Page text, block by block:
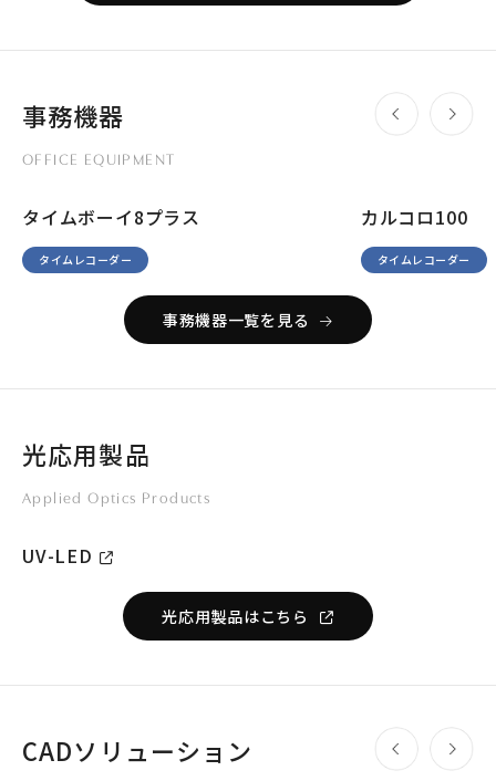
事務機器
OFFICE EQUIPMENT
タイムボーイ8プラス
タイムレコーダー
カルコロ100
タイムレコーダー
事務機器一覧を見る
光応用製品
Applied Optics Products
UV-LED
光応用製品はこちら
CADソリューション